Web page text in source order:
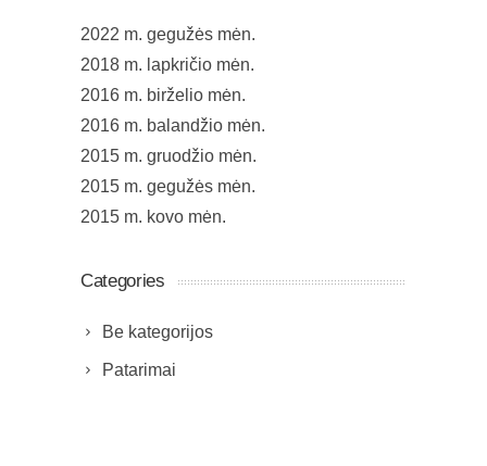
2022 m. gegužės mėn.
2018 m. lapkričio mėn.
2016 m. birželio mėn.
2016 m. balandžio mėn.
2015 m. gruodžio mėn.
2015 m. gegužės mėn.
2015 m. kovo mėn.
Categories
Be kategorijos
Patarimai